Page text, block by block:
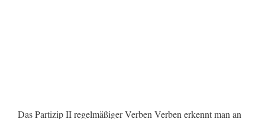
Das Partizip II regelmäßiger Verben Verben erkennt man an